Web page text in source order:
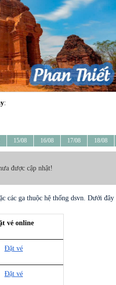
:
15/08 16/08 17/08 18/08
được cập nhật!
các ga thuộc hệ thống dsvn. Dưới
vé online
Đặt vé
Đặt vé